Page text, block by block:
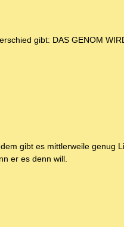
gibt: DAS GENOM
gibt es mittlerweile genug
er es denn will.